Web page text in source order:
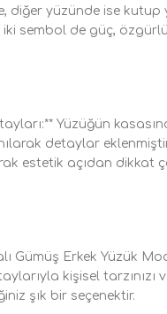
diğer yüzünde ise kutup
iki sembol de güç,
Yüzüğün
detaylar
estetik açıdan dikkat
Gümüş Erkek Yüzük
kişisel tarzınızı
şık bir seçenektir.